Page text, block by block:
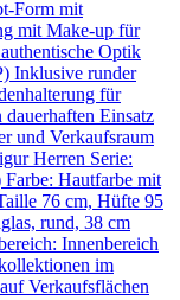
Form mit
mit Make-up für
Optik
Inklusive runder
für
Einsatz
und Verkaufsraum
Herren Serie:
Hautfarbe mit
76 cm, Hüfte 95
rund, 38 cm
Innenbereich
im
Verkaufsflächen